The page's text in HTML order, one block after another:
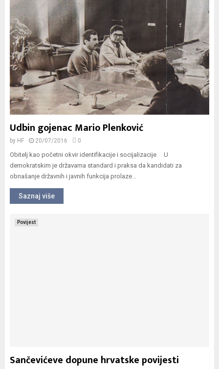
Udbin gojenac Mario Plenković
by HF 20/07/2016 0
Obitelj kao početni okvir identifikacije i socijalizacije U
demokratskim je državama standard i praksa da kandidati za
obnašanje državnih i javnih funkcija prolaze...
Saznaj više
Povijest
Sančevićeve dopune hrvatske povijesti